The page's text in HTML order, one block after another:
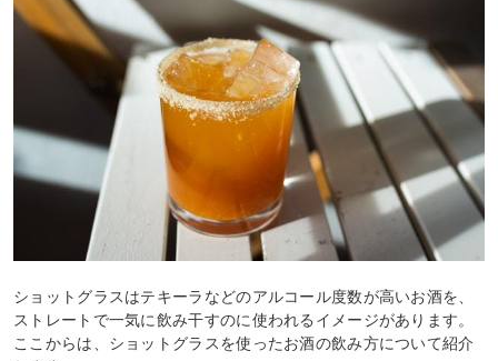
ショットグラスはテキーラなどのアルコール度数が高いお酒を、
ストレートで一気に飲み干すのに使われるイメージがあります。
ここからは、ショットグラスを使ったお酒の飲み方について紹介